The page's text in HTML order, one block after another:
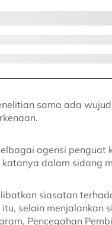
sama ada
agensi penguat
dalam sidang
siasatan
selain menjalankan
Pencegahan